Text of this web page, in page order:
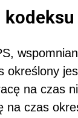
określony
na czas
na czas